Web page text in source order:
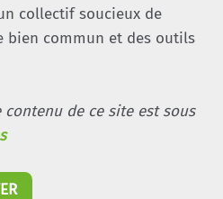
collectif soucieux de
bien commun et des outils
de ce site est sous